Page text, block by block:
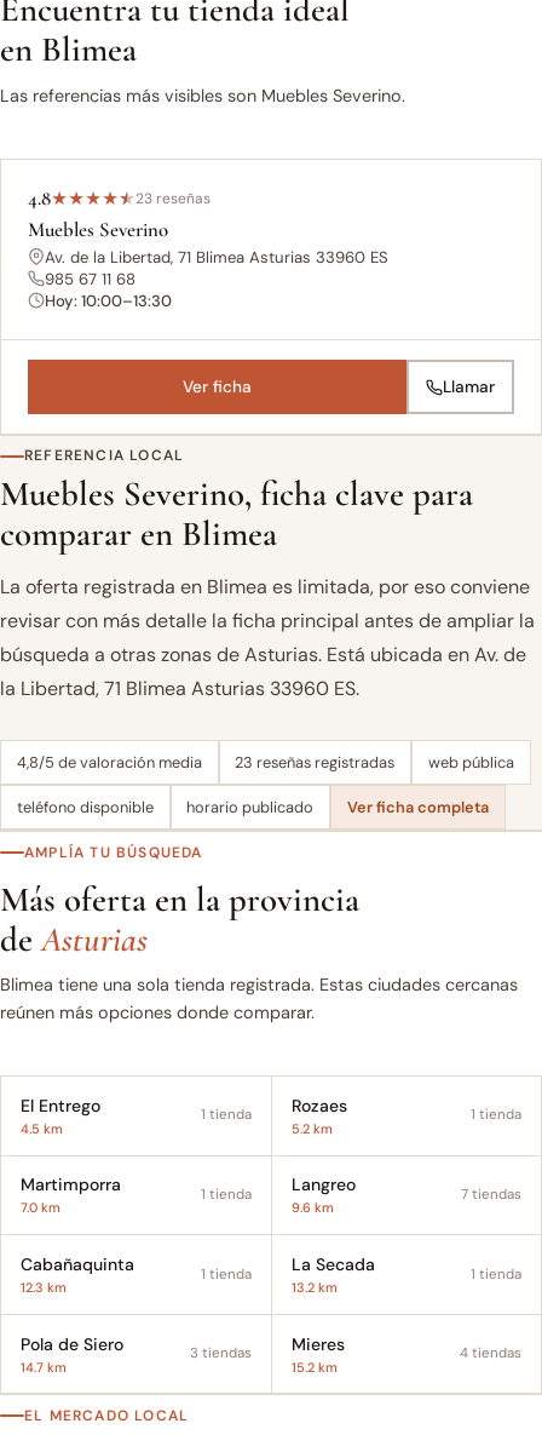
Encuentra tu tienda ideal
en Blimea
Las referencias más visibles son Muebles Severino.
4.8★★★★★23 reseñas
Muebles Severino
Av. de la Libertad, 71 Blimea Asturias 33960 ES
985 67 11 68
Hoy: 10:00–13:30
Ver ficha Llamar
REFERENCIA LOCAL
Muebles Severino, ficha clave para
comparar en Blimea
La oferta registrada en Blimea es limitada, por eso conviene
revisar con más detalle la ficha principal antes de ampliar la
búsqueda a otras zonas de Asturias. Está ubicada en Av. de
la Libertad, 71 Blimea Asturias 33960 ES.
4,8/5 de valoración media 23 reseñas registradas web pública
teléfono disponible horario publicado Ver ficha completa
AMPLÍA TU BÚSQUEDA
Más oferta en la provincia
deAsturias
Blimea tiene una sola tienda registrada. Estas ciudades cercanas
reúnen más opciones donde comparar.
El Entrego
4.5 km
1 tienda Rozaes
5.2 km
1 tienda
Martimporra
7.0 km
1 tienda Langreo
9.6 km
7 tiendas
Cabañaquinta
12.3 km
1 tienda La Secada
13.2 km
1 tienda
Pola de Siero
14.7 km
3 tiendas Mieres
15.2 km
4 tiendas
EL MERCADO LOCAL